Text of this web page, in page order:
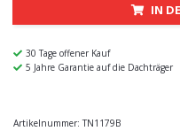
IN
30 Tage offener Kauf
5 Jahre Garantie auf die Dachträger
Artikelnummer: TN1179B